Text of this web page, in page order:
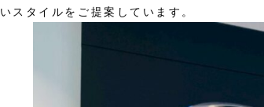
スタイルをご提案しています。